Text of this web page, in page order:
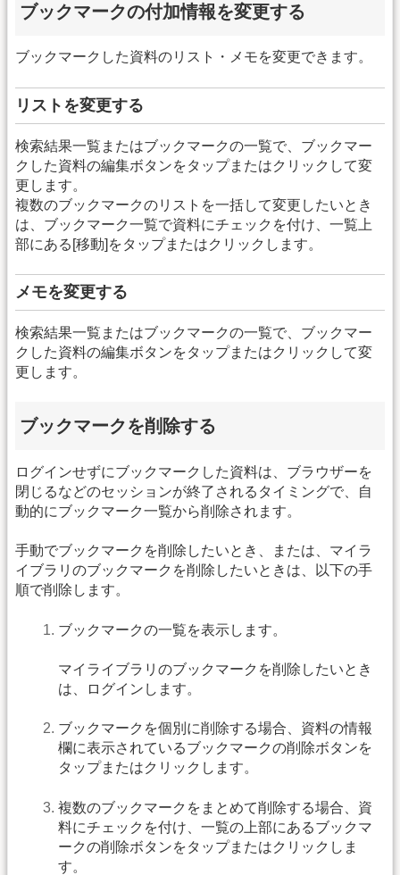
ブックマークの付加情報を変更する
ブックマークした資料のリスト・メモを変更できます。
リストを変更する
検索結果一覧またはブックマークの一覧で、ブックマー
クした資料の編集ボタンをタップまたはクリックして変
更します。
複数のブックマークのリストを一括して変更したいとき
は、ブックマーク一覧で資料にチェックを付け、一覧上
部にある[移動]をタップまたはクリックします。
メモを変更する
検索結果一覧またはブックマークの一覧で、ブックマー
クした資料の編集ボタンをタップまたはクリックして変
更します。
ブックマークを削除する
ログインせずにブックマークした資料は、ブラウザーを
閉じるなどのセッションが終了されるタイミングで、自
動的にブックマーク一覧から削除されます。
手動でブックマークを削除したいとき、または、マイラ
イブラリのブックマークを削除したいときは、以下の手
順で削除します。
ブックマークの一覧を表示します。
マイライブラリのブックマークを削除したいとき
は、ログインします。
ブックマークを個別に削除する場合、資料の情報
欄に表示されているブックマークの削除ボタンを
タップまたはクリックします。
複数のブックマークをまとめて削除する場合、資
料にチェックを付け、一覧の上部にあるブックマ
ークの削除ボタンをタップまたはクリックしま
す。